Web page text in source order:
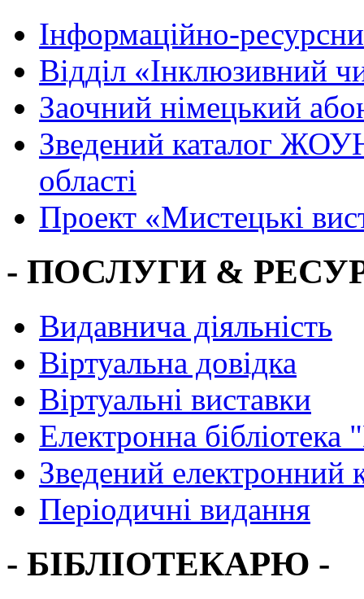
Інформаційно-
Вiддiл «Інклюзивний
Заочний німецький
Зведений каталог
області
Проект «Мистецькі
- ПОСЛУГИ &
Видавнича діяльність
Віртуальна довідка
Віртуальні виставки
Електронна
Зведений електронний
Періодичні видання
- БІБЛІОТЕКАРЮ -